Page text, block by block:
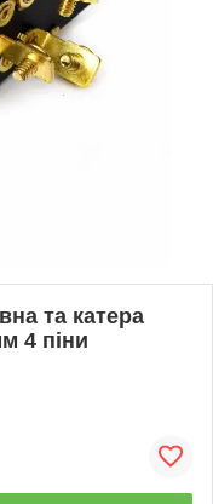
та катера
4 піни